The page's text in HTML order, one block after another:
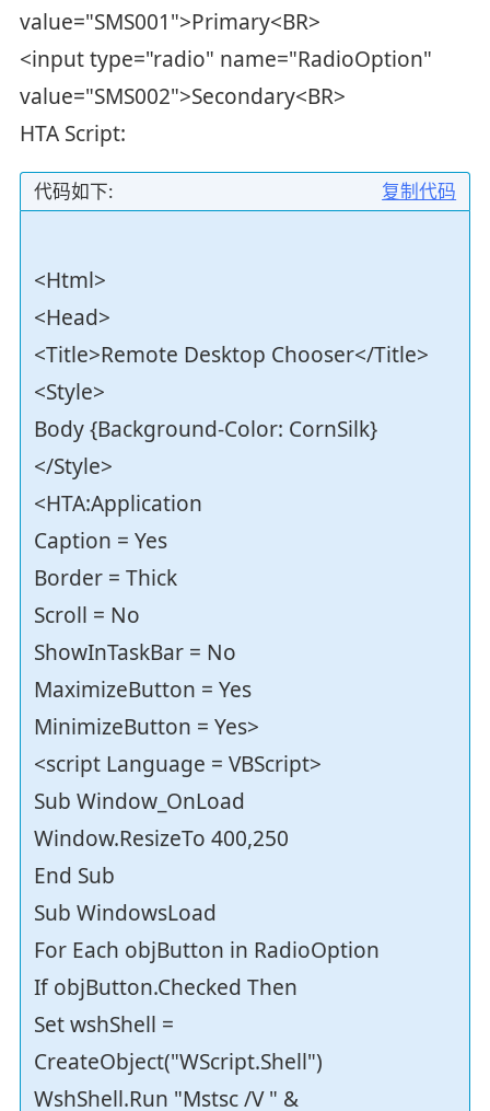
value="SMS001">Primary<BR>
<input type="radio" name="RadioOption"
value="SMS002">Secondary<BR>
HTA Script:
复制代码
代码如下:
<Html>
<Head>
<Title>Remote Desktop Chooser</Title>
<Style>
Body {Background-Color: CornSilk}
</Style>
<HTA:Application
Caption = Yes
Border = Thick
Scroll = No
ShowInTaskBar = No
MaximizeButton = Yes
MinimizeButton = Yes>
<script Language = VBScript>
Sub Window_OnLoad
Window.ResizeTo 400,250
End Sub
Sub WindowsLoad
For Each objButton in RadioOption
If objButton.Checked Then
Set wshShell =
CreateObject("WScript.Shell")
WshShell.Run "Mstsc /V " &